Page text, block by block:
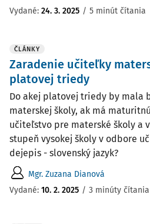
Vydané: 24. 3. 2025 / 5 minút čítania
ČLÁNKY
Zaradenie učiteľky
platovej triedy
Do akej platovej triedy by mala
materskej školy, ak má
učiteľstvo pre materské školy a
stupeň vysokej školy v odbore
dejepis - slovenský jazyk?
Mgr. Zuzana Dianová
Vydané: 10. 2. 2025 / 3 minúty čítania